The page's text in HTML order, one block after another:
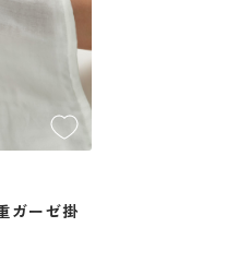
ガーゼ掛